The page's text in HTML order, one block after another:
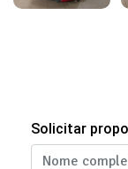
Solicitar